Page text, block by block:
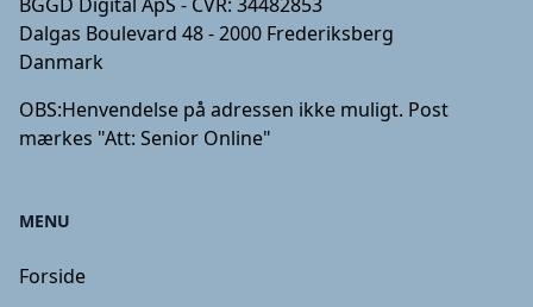
Dalgas Boulevard 48 - 2000 Frederiksberg
Danmark
OBS:Henvendelse på adressen ikke muligt. Post
mærkes "Att: Senior Online"
MENU
Forside